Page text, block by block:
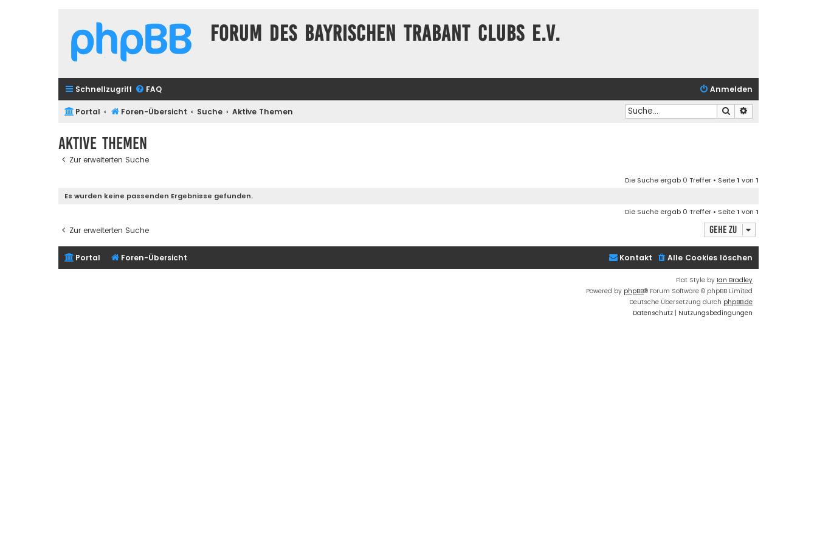
Forum des Bayrischen Trabant Clubs e.V.
Schnellzugriff FAQ Anmelden
Portal Foren-Übersicht Suche Aktive Themen Suche
Aktive Themen
Zur erweiterten Suche
Die Suche ergab 0 Treffer • Seite1 von 1
Es wurden keine passenden Ergebnisse gefunden.
Die Suche ergab 0 Treffer • Seite1 von 1
Zur erweiterten Suche Gehe zu
Portal Foren-Übersicht Alle Cookies löschen
Kontakt
Flat Style by Ian Bradley
Powered by phpBB® Forum Software © phpBB Limited
Deutsche Übersetzung durch phpBB.de
Datenschutz | Nutzungsbedingungen